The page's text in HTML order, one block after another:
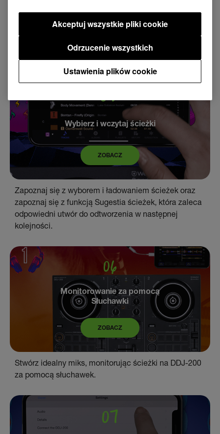
sterującymi aplikacji WeDJ.
Wybierz i wczytaj ścieżki
ZOBACZ
Zapoznaj się z wyborem i ładowaniem ścieżek oraz
zapoznaj się z funkcją Sugestia ścieżek, która zaleca
odpowiedni utwór do odtworzenia w następnej
kolejności.
Monitorowanie za pomocą
Słuchawki
ZOBACZ
Stwórz idealny miks, monitorując ścieżki na DDJ-200
za pomocą słuchawek.
Ustawienia plików cookie
Odrzucenie wszystkich
Akceptuj wszystkie pliki cookie